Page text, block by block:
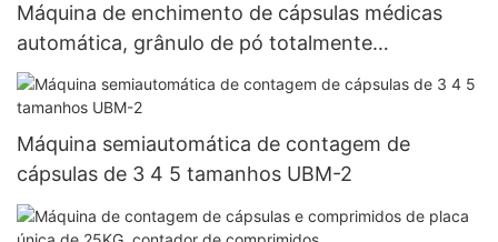
Máquina de enchimento de cápsulas médicas
automática, grânulo de pó totalmente
automático, cápsula de gelatina dura, máquina
de encapsulamento de enchimento Njp-3800D
Máquina semiautomática de contagem de
cápsulas de 3 4 5 tamanhos UBM-2